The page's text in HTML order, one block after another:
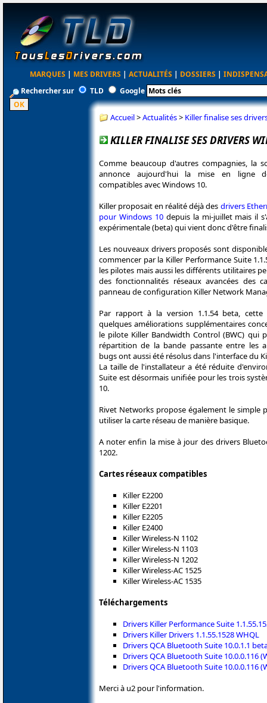
MARQUES | MES DRIVERS | ACTUALITÉS | DOSSIERS |
Rechercher sur
TLD Google
Accueil>Actualités> Killer finalise ses
KILLER FINALISE SES DRIVERS
Comme beaucoup d'autres compagnies, la
annonce aujourd'hui la mise en ligne
compatibles avec Windows 10.
Killer proposait en réalité déjà des drivers
pour Windows 10depuis la mi-juillet mais il
expérimentale (beta) qui vient donc d'être
Les nouveaux drivers proposés sont
commencer par la Killer Performance Suite
les pilotes mais aussi les différents utilitaires
des fonctionnalités réseaux avancées des
panneau de configuration Killer Network
Par rapport à la version 1.1.54 beta,
quelques améliorations supplémentaires
le pilote Killer Bandwidth Control (BWC) qui
répartition de la bande passante entre les
bugs ont aussi été résolus dans l'interface du
La taille de l'installateur a été réduite
Suite est désormais unifiée pour les trois
10.
Rivet Networks propose également le simple
utiliser la carte réseau de manière basique.
A noter enfin la mise à jour des drivers
1202.
Cartes réseaux compatibles
Killer E2200
Killer E2201
Killer E2205
Killer E2400
Killer Wireless-N 1102
Killer Wireless-N 1103
Killer Wireless-N 1202
Killer Wireless-AC 1525
Killer Wireless-AC 1535
Téléchargements
Drivers Killer Performance Suite
Drivers Killer Drivers 1.1.55.1528 WHQL
Drivers QCA Bluetooth Suite 10.0.1.1
Drivers QCA Bluetooth Suite 10.0.0.116
Drivers QCA Bluetooth Suite 10.0.0.116
Merci à u2 pour l'information.